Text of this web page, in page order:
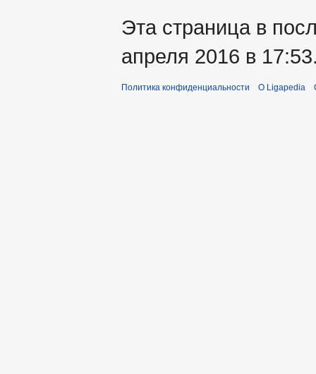
Эта страница в
апреля 2016 в
Политика конфиденциальности О Ligapedia